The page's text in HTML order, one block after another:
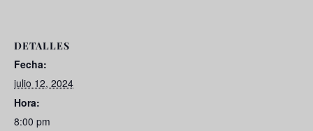
DETALLES
Fecha:
julio 12, 2024
Hora:
8:00 pm